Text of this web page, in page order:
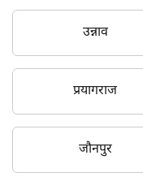
उन्नाव
प्रयागराज
जौनपुर